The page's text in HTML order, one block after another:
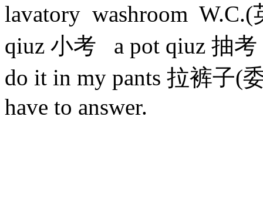
lavatory washroom
qiuz 小考 a pot qiuz 抽考
do it in my pants 拉裤子
have to answer.